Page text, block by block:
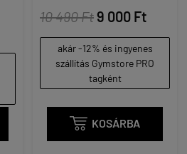
10 490 Ft9 000 Ft
akár -12% és ingyenes
szállítás Gymstore PRO
tagként
 KOSÁRBA